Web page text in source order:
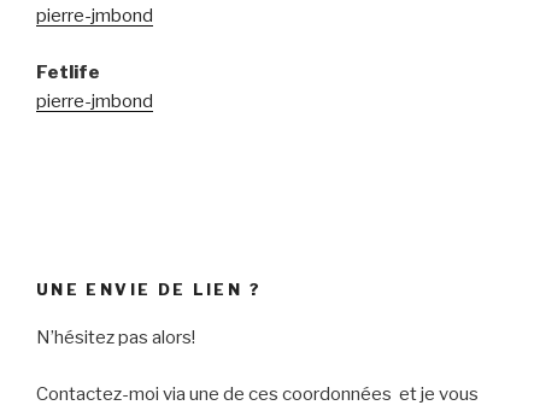
pierre-jmbond
Fetlife
pierre-jmbond
UNE ENVIE DE LIEN ?
N’hésitez pas alors!
Contactez-moi via une de ces coordonnées et je vous